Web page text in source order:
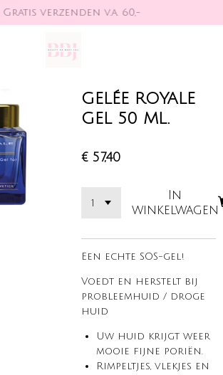
Gratis verzenden v.a. 60,-
GELÉE ROYALE
GEL 50 ML.
€ 57,40
In
winkelwagen
Een echte SOS-gel!
Voedt en herstelt bij
probleemhuid / droge
huid
Uw huid krijgt weer
mooie fijne poriën.
Rimpeltjes, vlekjes en